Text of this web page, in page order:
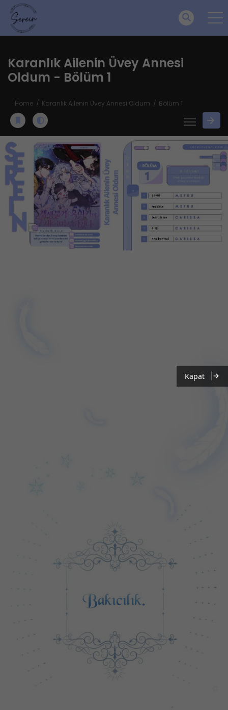
Karanlık Ailenin Üvey Annesi
Oldum - Bölüm 1
Home Karanlık Ailenin Üvey Annesi Oldum Bölüm 1
Kapat